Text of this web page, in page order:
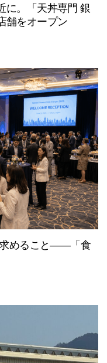
に。「天丼専門 銀
舗をオープン
求めること――「食